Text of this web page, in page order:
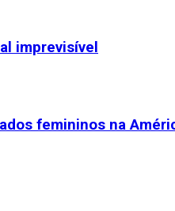
imprevisível
femininos na